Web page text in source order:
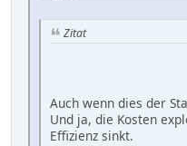
Zitat
Auch wenn dies der
Und ja, die Kosten
Effizienz sinkt.